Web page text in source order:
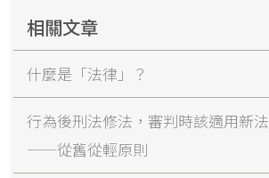
相關文章
什麼是「法律」？
行為後刑法修法，審判時該適用新
——從舊從輕原則